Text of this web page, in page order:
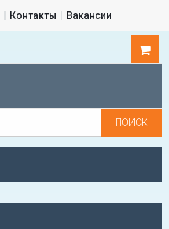
Контакты Вакансии